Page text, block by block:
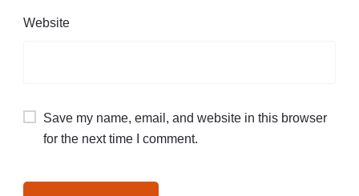
Website
Save my name, email, and website in this browser
for the next time I comment.